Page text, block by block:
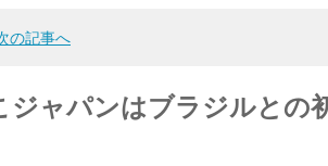
の記事へ
ャパンはブラジルとの